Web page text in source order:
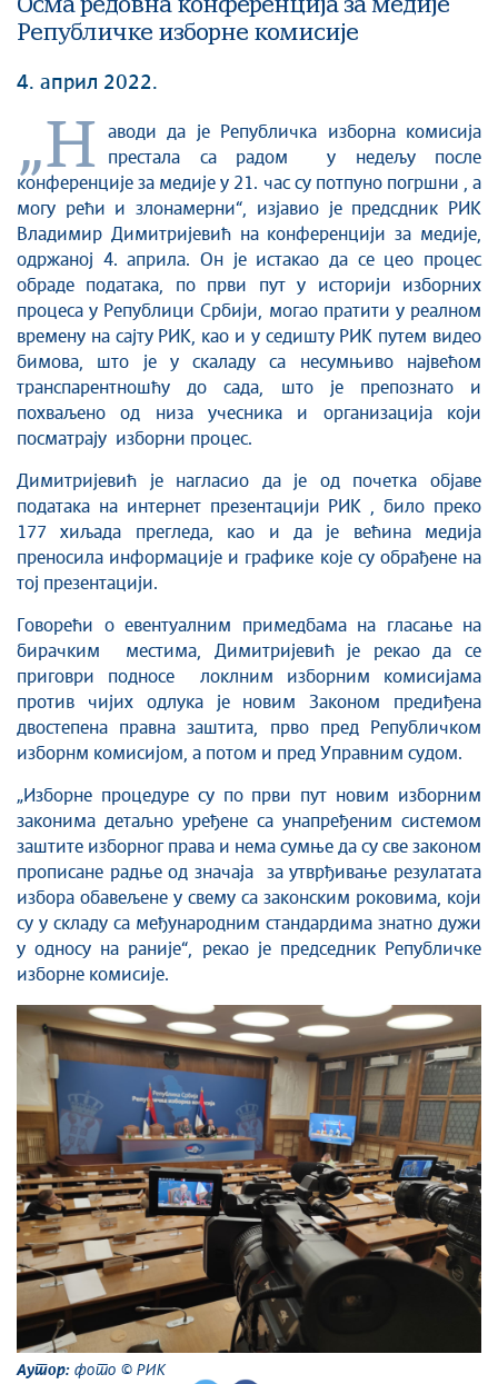
Осма редовна конференција за медије
Републичке изборне комисије
4. април 2022.
„Н
аводи да је Републичка изборна комисија
престала са радом у недељу после
конференције за медије у 21. час су потпуно погршни , а
могу рећи и злонамерни“, изјавио је предсдник РИК
Владимир Димитријевић на конференцији за медије,
одржаној 4. априла. Он је истакао да се цео процес
обраде података, по први пут у историји изборних
процеса у Републици Србији, могао пратити у реалном
времену на сајту РИК, као и у седишту РИК путем видео
бимова, што је у скаладу са несумњиво највећом
транспарентношћу до сада, што је препознато и
похваљено од низа учесника и организација који
посматрају изборни процес.
Димитријевић је нагласио да је од почетка објаве
података на интернет презентацији РИК , било преко
177 хиљада прегледа, као и да је већина медија
преносила информације и графике које су обрађене на
тој презентацији.
Говорећи о евентуалним примедбама на гласање на
бирачким местима, Димитријевић је рекао да се
приговри подносе локлним изборним комисијама
против чијих одлука је новим Законом предиђена
двостепена правна заштита, прво пред Републичком
изборнм комисијом, а потом и пред Управним судом.
„Изборне процедуре су по први пут новим изборним
законима детаљно уређене са унапређеним системом
заштите изборног права и нема сумње да су све законом
прописане радње од значаја за утврђивање резулатата
избора обавељене у свему са законским роковима, који
су у складу са међународним стандардима знатно дужи
у односу на раније“, рекао је председник Републичке
изборне комисије.
Аутор: фото © РИК